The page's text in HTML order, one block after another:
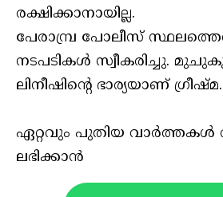
രക്ഷിക്കാനായില്ല.
പേരാമ്പ്ര പോലീസ്
നടപടികൾ സ്വീകരിച്ചു.
ലിനീഷിൻ്റെ ഭാര്യയാണ് ഗ്രീഷ്മ.
ഏറ്റവും പുതിയ വാർത്തകൾ
ലഭിക്കാൻ